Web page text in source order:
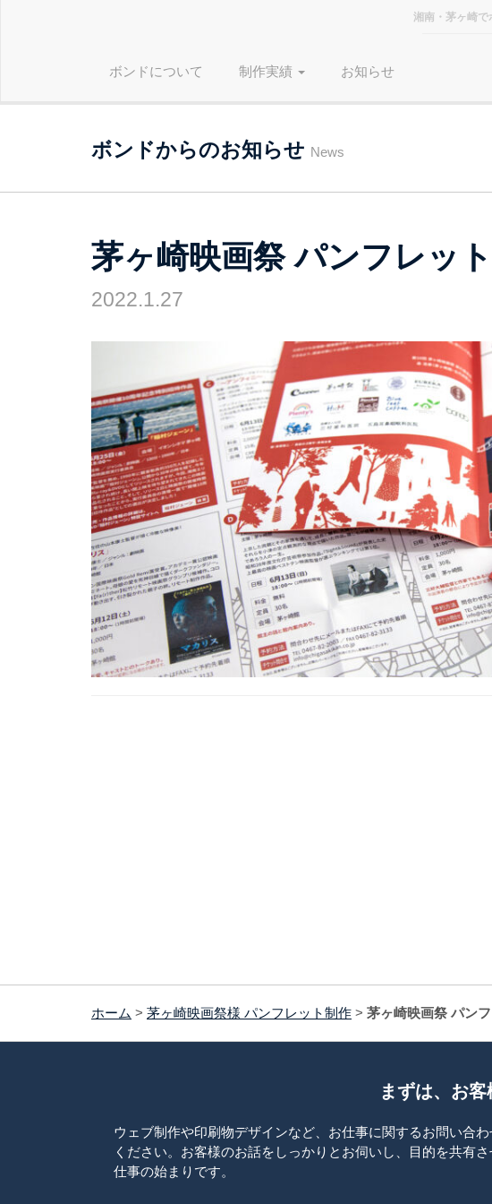
湘南・茅ヶ崎で
ボンドについて 制作実績 お知らせ
ボンドからのお知らせ News
茅ヶ崎映画祭 パンフレット
2022.1.27
ホーム > 茅ヶ崎映画祭様 パンフレット制作 > 茅ヶ崎映画祭 パン
まずは、お
ウェブ制作や印刷物デザインなど、お仕事に関するお問い合
ください。お客様のお話をしっかりとお伺いし、目的を共有
仕事の始まりです。